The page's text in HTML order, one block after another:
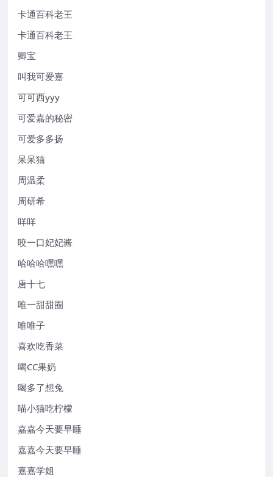
卡通百科老王
卡通百科老王
卿宝
叫我可爱嘉
可可西yyy
可爱嘉的秘密
可爱多多扬
呆呆猫
周温柔
周研希
咩咩
咬一口妃妃酱
哈哈哈嘿嘿
唐十七
唯一甜甜圈
唯唯子
喜欢吃香菜
喝CC果奶
喝多了想兔
喵小猫吃柠檬
嘉嘉今天要早睡
嘉嘉今天要早睡
嘉嘉学姐